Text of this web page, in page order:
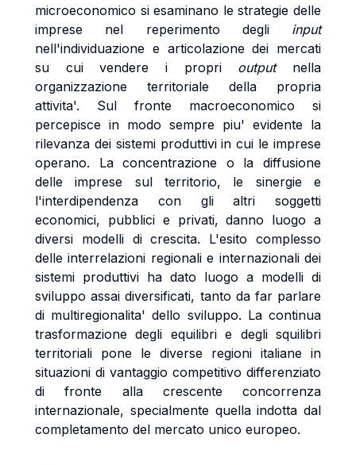
microeconomico si esaminano le strategie delle
imprese nel reperimento degli input
nell'individuazione e articolazione dei mercati
su cui vendere i propri output nella
organizzazione territoriale della propria
attivita'. Sul fronte macroeconomico si
percepisce in modo sempre piu' evidente la
rilevanza dei sistemi produttivi in cui le imprese
operano. La concentrazione o la diffusione
delle imprese sul territorio, le sinergie e
l'interdipendenza con gli altri soggetti
economici, pubblici e privati, danno luogo a
diversi modelli di crescita. L'esito complesso
delle interrelazioni regionali e internazionali dei
sistemi produttivi ha dato luogo a modelli di
sviluppo assai diversificati, tanto da far parlare
di multiregionalita' dello sviluppo. La continua
trasformazione degli equilibri e degli squilibri
territoriali pone le diverse regioni italiane in
situazioni di vantaggio competitivo differenziato
di fronte alla crescente concorrenza
internazionale, specialmente quella indotta dal
completamento del mercato unico europeo.